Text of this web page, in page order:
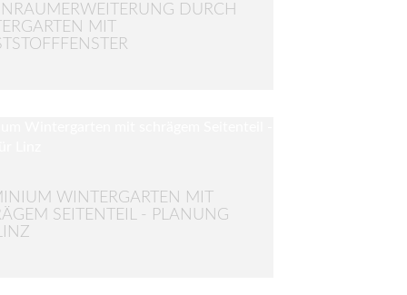
DURCH
MIT
WINTERGARTEN MIT
SEITENTEIL - PLANUNG